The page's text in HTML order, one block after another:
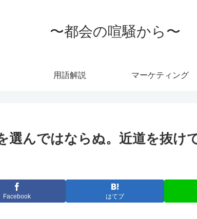
〜都会の喧騒から〜
用語解説 マーケティング
選んではならぬ。近道を抜け
Facebook はてブ